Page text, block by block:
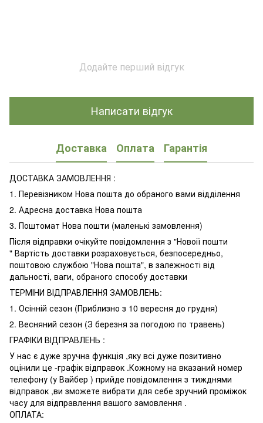
Додайте перший відгук
Написати відгук
Доставка Оплата Гарантія
ДОСТАВКА ЗАМОВЛЕННЯ :
1. Перевізником Нова пошта до обраного вами відділення
2. Адресна доставка Нова пошта
3. Поштомат Нова пошти (маленькі замовлення)
Після відправки очікуйте повідомлення з "Новоії пошти
" Вартість доставки розраховується, безпосередньо,
поштовою службою "Нова пошта", в залежності від
дальності, ваги, обраного способу доставки
ТЕРМІНИ ВІДПРАВЛЕННЯ ЗАМОВЛЕНЬ:
1. Осінній сезон (Приблизно з 10 вересня до грудня)
2. Весняний сезон (З березня за погодою по травень)
ГРАФІКИ ВІДПРАВЛЕНЬ :
У нас є дуже зручна функція ,яку всі дуже позитивно
оцінили це -графік відправок .Кожному на вказаний номер
телефону (у Вайбер ) прийде повідомлення з тижднями
відправок ,ви зможете вибрати для себе зручний проміжок
часу для відправлення вашого замовлення .
ОПЛАТА: